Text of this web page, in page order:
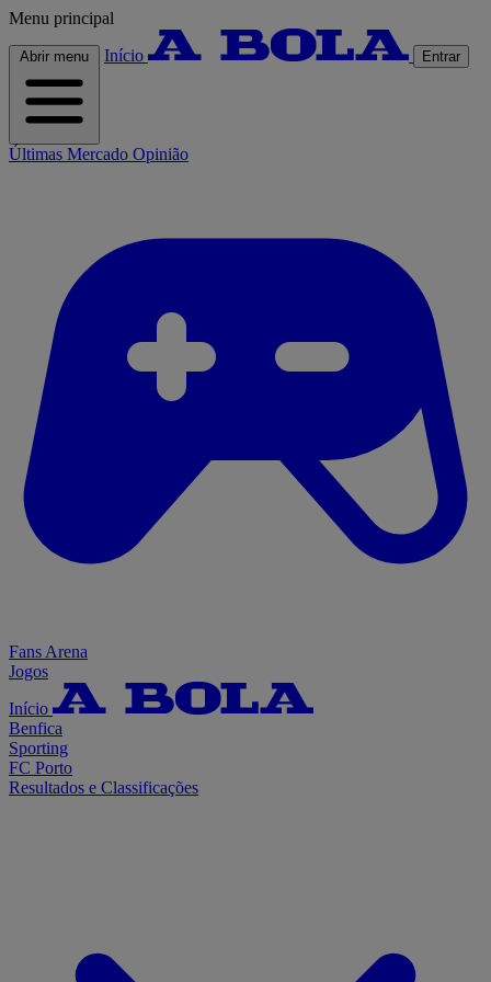
Menu principal
Abrir menu Início Entrar
Últimas Mercado Opinião
Fans Arena
Jogos
Início
Benfica
Sporting
FC Porto
Resultados e Classificações